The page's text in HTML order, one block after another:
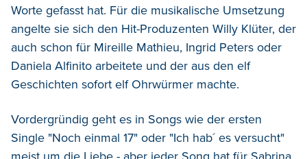
Worte gefasst hat. Für die musikalische Umsetzung
angelte sie sich den Hit-Produzenten Willy Klüter, der
auch schon für Mireille Mathieu, Ingrid Peters oder
Daniela Alfinito arbeitete und der aus den elf
Geschichten sofort elf Ohrwürmer machte.
Vordergründig geht es in Songs wie der ersten
Single "Noch einmal 17" oder "Ich hab´ es versucht"